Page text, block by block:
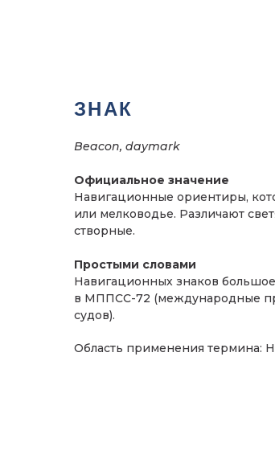
ЗНАК
Beacon, daymark
Официальное значение
Навигационные ориентиры,
или мелководье. Различают
створные.
Простыми словами
Навигационных знаков
в МППСС-72 (международные
судов).
Область применения термина: